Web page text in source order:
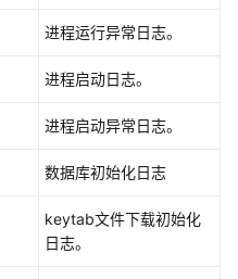
进程运行异常日志。
进程启动日志。
进程启动异常日志。
数据库初始化日志
keytab文件下载初始化
日志。